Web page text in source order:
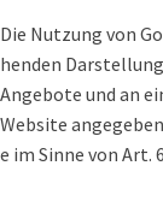
Die Nutzung von
henden
Angebote und an
Website
e im Sinne von Art.